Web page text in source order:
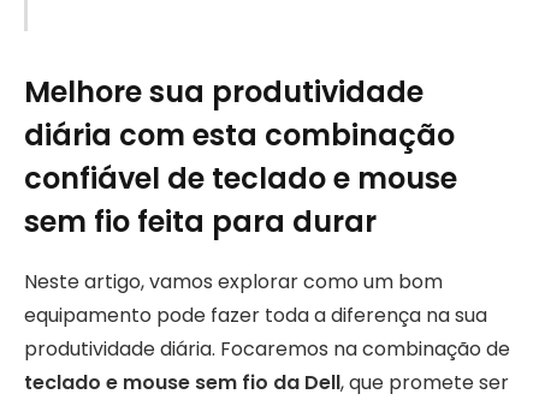
Melhore sua produtividade
diária com esta combinação
confiável de teclado e mouse
sem fio feita para durar
Neste artigo, vamos explorar como um bom
equipamento pode fazer toda a diferença na sua
produtividade diária. Focaremos na combinação de
teclado e mouse sem fio da Dell, que promete ser